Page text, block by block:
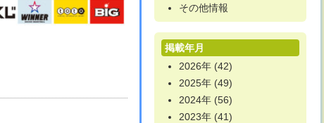
その他情報
掲載年月
2026年(42)
2025年(49)
2024年(56)
2023年(41)